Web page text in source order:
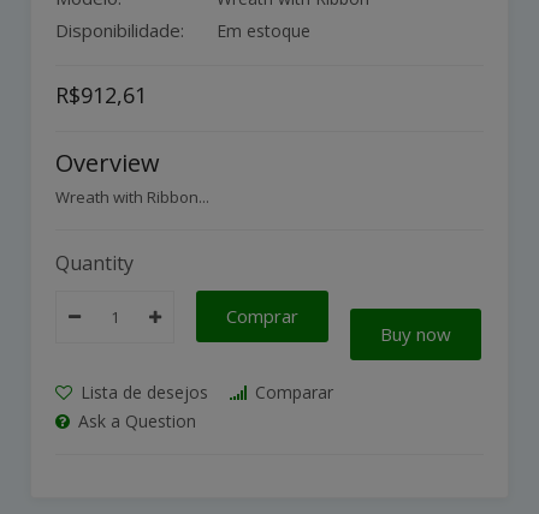
Disponibilidade: Em estoque
R$912,61
Overview
Wreath with Ribbon...
Quantity
Comprar
Buy now
Lista de desejos
Comparar
Ask a Question